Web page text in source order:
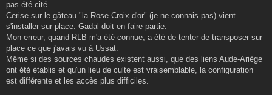
pas été cité.
Cerise sur le gâteau "la Rose Croix d'or" (je ne connais pas) vient
s'installer sur place. Gadal doit en faire partie.
Mon erreur, quand RLB m'a été connue, a été de tenter de transposer sur
place ce que j'avais vu à Ussat.
Même si des sources chaudes existent aussi, que des liens Aude-Ariège
ont été établis et qu'un lieu de culte est vraisemblable, la configuration
est différente et les accès plus difficiles.